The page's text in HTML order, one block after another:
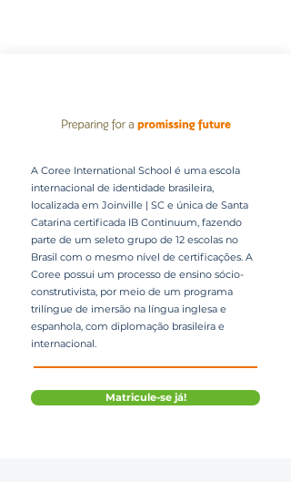
A Coree International School é uma escola
internacional de identidade brasileira,
localizada em Joinville | SC e única de Santa
Catarina certificada IB Continuum, fazendo
parte de um seleto grupo de 12 escolas no
Brasil com o mesmo nível de certificações. A
Coree possui um processo de ensino sócio-
construtivista, por meio de um programa
trilíngue de imersão na língua inglesa e
espanhola, com diplomação brasileira e
internacional.
Matricule-se já!